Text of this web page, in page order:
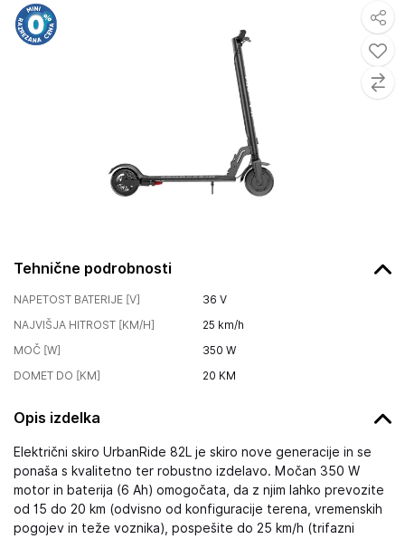
Tehnične podrobnosti
NAPETOST BATERIJE [V] 36 V
NAJVIŠJA HITROST [KM/H]
25 km/h
MOČ [W]
350 W
DOMET DO [KM]
20 KM
Opis izdelka
Električni skiro UrbanRide 82L je skiro nove generacije in se
ponaša s kvalitetno ter robustno izdelavo. Močan 350 W
motor in baterija (6 Ah) omogočata, da z njim lahko prevozite
od 15 do 20 km (odvisno od konfiguracije terena, vremenskih
pogojev in teže voznika), pospešite do 25 km/h (trifazni